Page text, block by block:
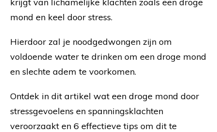
mond en keel door stress.
Hierdoor zal je noodgedwongen zijn om
voldoende water te drinken om een droge mond
en slechte adem te voorkomen.
Ontdek in dit artikel wat een droge mond door
stressgevoelens en spanningsklachten
veroorzaakt en 6 effectieve tips om dit te